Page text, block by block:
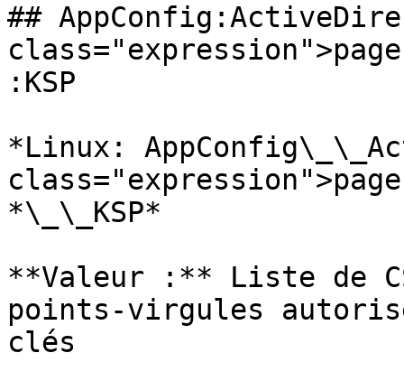
##
:KSP
*Linux:
*\_\_KSP*
**Valeur :** Liste de
points-virgules
clés